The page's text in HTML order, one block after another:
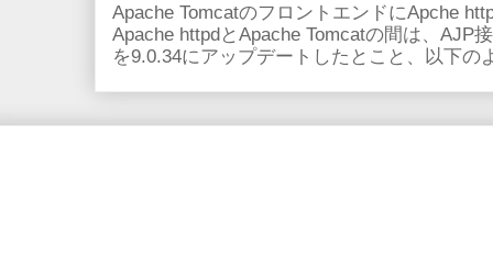
Apache TomcatのフロントエンドにApche
Apache httpdとApache Tomcatの間は、AJP
を9.0.34にアップデートしたとこと、以下の